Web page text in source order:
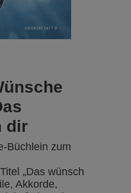
dir
Büchlein zum
„Das wünsch
Akkorde,